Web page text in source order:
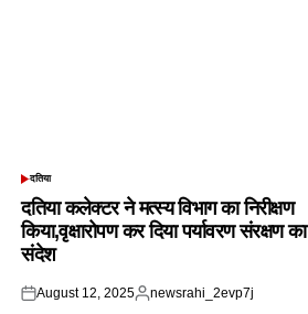
POSTED
दतिया
दतिया कलेक्टर ने मत्स्य विभाग का निरीक्षण
किया,वृक्षारोपण कर दिया पर्यावरण संरक्षण का
संदेश
Posted
August 12, 2025
Posted
newsrahi_2evp7j